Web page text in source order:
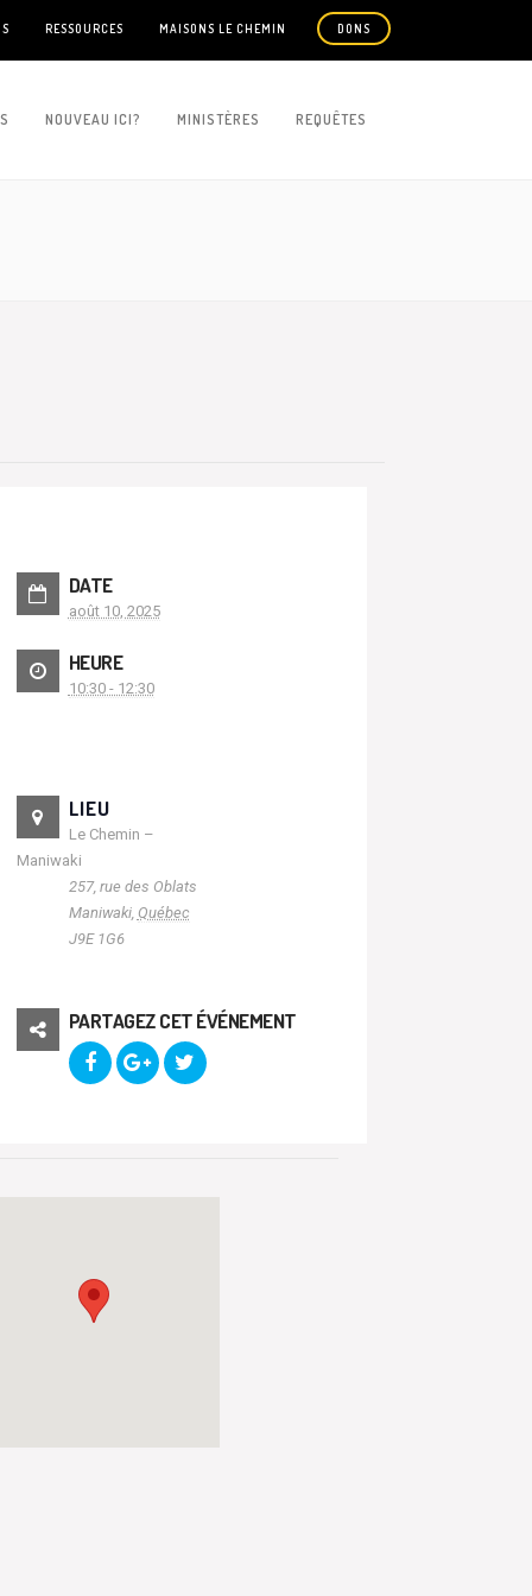
RESSOURCES MAISONS LE CHEMIN DONS
NOUVEAU ICI? MINISTÈRES REQUÊTES
DATE
août 10, 2025
HEURE
10:30 - 12:30
LIEU
Le Chemin –
Maniwaki
257, rue des Oblats
Maniwaki, Québec
J9E 1G6
PARTAGEZ CET ÉVÉNEMENT